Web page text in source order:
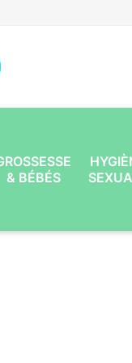
& BÉBÉS